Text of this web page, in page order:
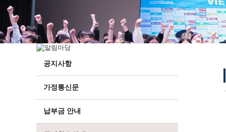
위치/전화
전경사진
공지사항
가정통신문
납부금 안내